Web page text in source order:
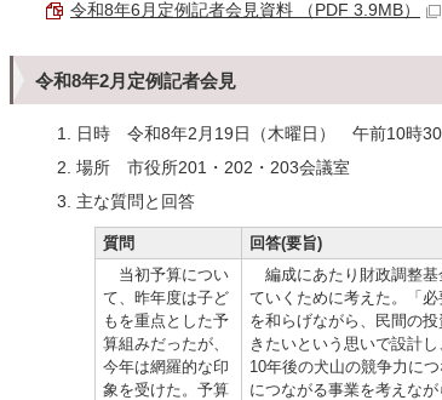
令和8年6月定例記者会見資料 （PDF 3.9MB）
令和8年2月定例記者会見
日時 令和8年2月19日（木曜日） 午前10時
場所 市役所201・202・203会議室
主な質問と回答
質問
回答(要旨)
当初予算につい
て、昨年度は子ど
もを重点とした予
算組みだったが、
今年は網羅的な印
象を受けた。予算
編成にあたり財政調整基
ていくために考えた。「
を和らげながら、民間の
きたいという思いで設計
10年後の犬山の競争力に
につながる事業を考えな